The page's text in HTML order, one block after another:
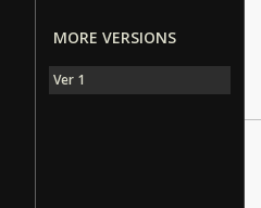
MORE VERSIONS
Ver 1